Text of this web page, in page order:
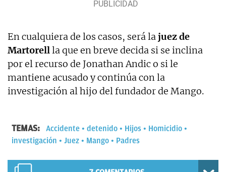
En cualquiera de los casos, será lajuez de
Martorellla que en breve decida si se inclina
por el recurso de Jonathan Andic o si le
mantiene acusado y continúa con la
investigación al hijo del fundador de Mango.
TEMAS: Accidente detenido Hijos
Homicidio
investigación
Juez Mango Padres